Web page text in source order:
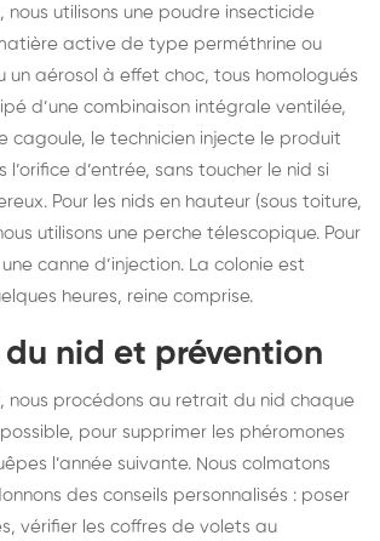
nous utilisons une poudre insecticide
active de type perméthrine ou
un aérosol à effet choc, tous homologués
d’une combinaison intégrale ventilée,
cagoule, le technicien injecte le produit
d’entrée, sans toucher le nid si
Pour les nids en hauteur (sous toiture,
utilisons une perche télescopique. Pour
canne d’injection. La colonie est
heures, reine comprise.
du nid et prévention
nous procédons au retrait du nid chaque
pour supprimer les phéromones
l’année suivante. Nous colmatons
des conseils personnalisés : poser
vérifier les coffres de volets au